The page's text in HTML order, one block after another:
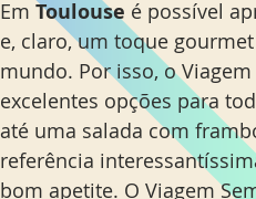
Madrid Miami
Em Toulouse é possível
e, claro, um toque
mundo. Por isso, o
excelentes opções para
até uma salada com
referência
bom apetite. O Viagem